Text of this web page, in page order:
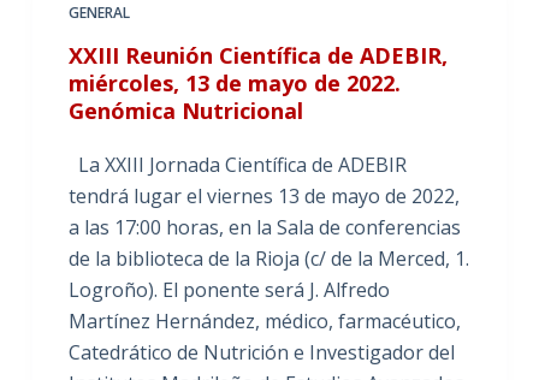
GENERAL
XXIII Reunión Científica de ADEBIR,
miércoles, 13 de mayo de 2022.
Genómica Nutricional
La XXIII Jornada Científica de ADEBIR
tendrá lugar el viernes 13 de mayo de 2022,
a las 17:00 horas, en la Sala de conferencias
de la biblioteca de la Rioja (c/ de la Merced, 1.
Logroño). El ponente será J. Alfredo
Martínez Hernández, médico, farmacéutico,
Catedrático de Nutrición e Investigador del